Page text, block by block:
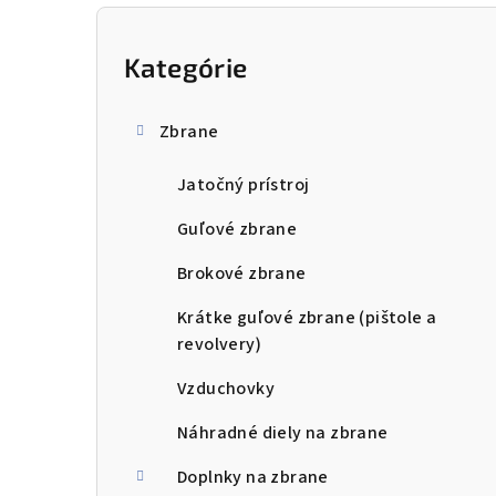
B
Preskočiť
kategórie
Kategórie
Zbrane
Jatočný prístroj
Guľové zbrane
Brokové zbrane
Krátke guľové zbrane (pištole a
revolvery)
Vzduchovky
Náhradné diely na zbrane
Doplnky na zbrane